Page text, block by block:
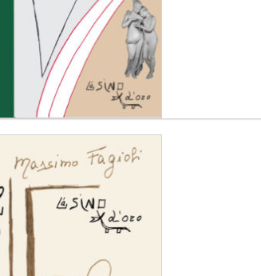
desideri